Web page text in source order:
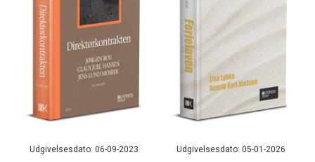
Udgivelsesdato: 06-09-2023 Udgivelsesdato: 05-01-2026